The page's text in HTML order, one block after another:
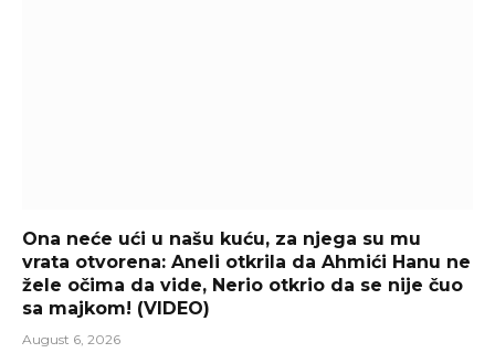
Ona neće ući u našu kuću, za njega su mu
vrata otvorena: Aneli otkrila da Ahmići Hanu ne
žele očima da vide, Nerio otkrio da se nije čuo
sa majkom! (VIDEO)
August 6, 2026